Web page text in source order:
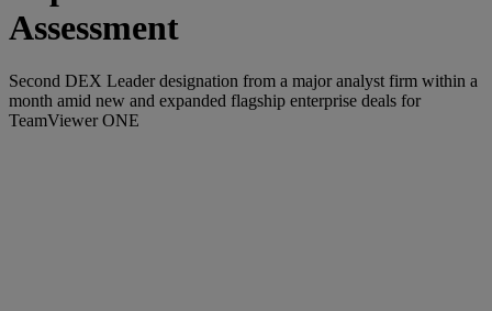
Assessment
Second DEX Leader designation from a major analyst firm within a
month amid new and expanded flagship enterprise deals for
TeamViewer ONE